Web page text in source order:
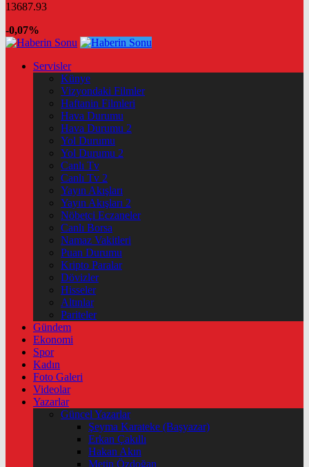
13687.93
-0,07%
Servisler
Künye
Vizyondaki Filmler
Haftanin Filmleri
Hava Durumu
Hava Durumu 2
Yol Durumu
Yol Durumu 2
Canlı Tv
Canlı Tv 2
Yayın Akışları
Yayın Akışları 2
Nöbetçi Eczaneler
Canlı Borsa
Namaz Vakitleri
Puan Durumu
Kripto Paralar
Dövizler
Hisseler
Altınlar
Pariteler
Gündem
Ekonomi
Spor
Kadın
Foto Galeri
Videolar
Yazarlar
Güncel Yazarlar
Şeyma Karateke (Başyazar)
Erkan Çakıllı
Hakan Akın
Metin Özdoğan